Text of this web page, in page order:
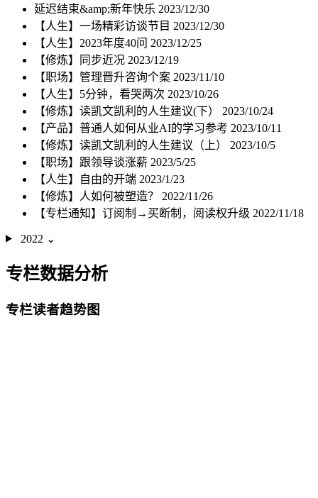
延迟结束&amp;新年快乐 2023/12/30
【人生】一场精彩访谈节目 2023/12/30
【人生】2023年度40问 2023/12/25
【修炼】同步近况 2023/12/19
【职场】管理晋升咨询个案 2023/11/10
【人生】5分钟，看哭两次 2023/10/26
【修炼】读凯文凯利的人生建议(下） 2023/10/24
【产品】普通人如何从业AI的学习参考 2023/10/11
【修炼】读凯文凯利的人生建议（上） 2023/10/5
【职场】跟领导谈涨薪 2023/5/25
【人生】自由的开端 2023/1/23
【修炼】人如何被塑造？ 2022/11/26
【专栏通知】订阅制→买断制，阅读权升级 2022/11/18
2022 ⌄
专栏数据分析
专栏读者趋势图